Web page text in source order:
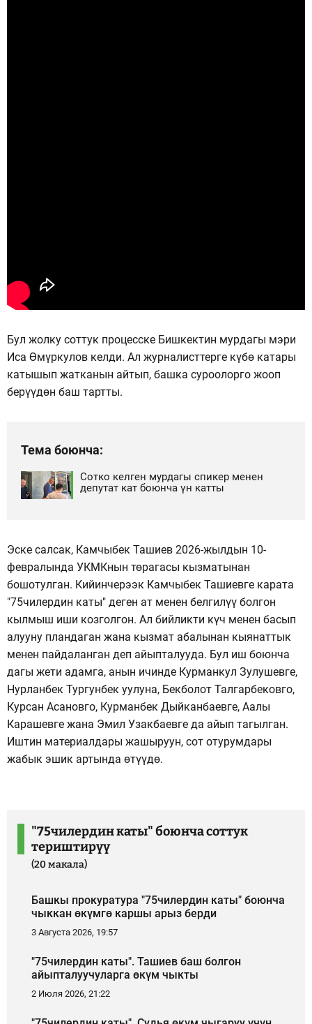
Бул жолку соттук процесске Бишкектин мурдагы мэри
Иса Өмүркулов келди. Ал журналисттерге күбө катары
катышып жатканын айтып, башка суроолорго жооп
берүүдөн баш тартты.
Тема боюнча:
Сотко келген мурдагы спикер менен
депутат кат боюнча үн катты
Эске салсак, Камчыбек Ташиев 2026-жылдын 10-
февралында УКМКнын төрагасы кызматынан
бошотулган. Кийинчерээк Камчыбек Ташиевге карата
"75чилердин каты" деген ат менен белгилүү болгон
кылмыш иши козголгон. Ал бийликти күч менен басып
алууну пландаган жана кызмат абалынан кыянаттык
менен пайдаланган деп айыпталууда. Бул иш боюнча
дагы жети адамга, анын ичинде Курманкул Зулушевге,
Нурланбек Тургунбек уулуна, Бекболот Талгарбековго,
Курсан Асановго, Курманбек Дыйканбаевге, Аалы
Карашевге жана Эмил Узакбаевге да айып тагылган.
Иштин материалдары жашыруун, сот отурумдары
жабык эшик артында өтүүдө.
"75чилердин каты" боюнча соттук
териштирүү
(20 макала)
Башкы прокуратура "75чилердин каты" боюнча
чыккан өкүмгө каршы арыз берди
3 Августа 2026, 19:57
"75чилердин каты". Ташиев баш болгон
айыпталуучуларга өкүм чыкты
2 Июля 2026, 21:22